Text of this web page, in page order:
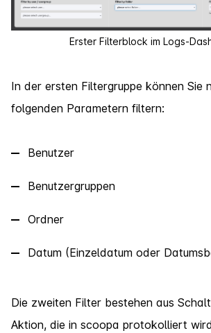
Erster Filterblock im Logs-
In der ersten Filtergruppe können Sie
folgenden Parametern filtern:
Benutzer
Benutzergruppen
Ordner
Datum (Einzeldatum oder
Die zweiten Filter bestehen aus
Aktion, die in scoopa protokolliert